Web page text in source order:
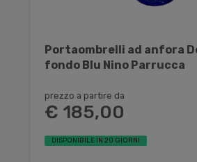
Portaombrelli ad anfora Decoro Pesci
fondo Blu Nino Parrucca
prezzo a partire da
€ 185,00
DISPONIBILE IN 20 GIORNI